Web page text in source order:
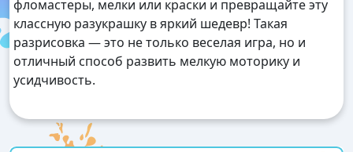
фломастеры, мелки или краски и превращайте эту
классную разукрашку в яркий шедевр! Такая
разрисовка — это не только веселая игра, но и
отличный способ развить мелкую моторику и
усидчивость.